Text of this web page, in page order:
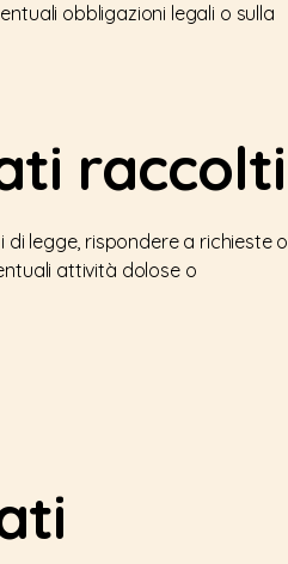
obbligazioni legali o sulla
raccolti
di legge, rispondere a richieste o
attività dolose o